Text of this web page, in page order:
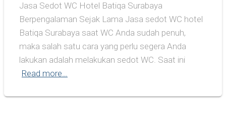
Jasa Sedot WC Hotel Batiqa Surabaya
Berpengalaman Sejak Lama Jasa sedot WC hotel
Batiqa Surabaya saat WC Anda sudah penuh,
maka salah satu cara yang perlu segera Anda
lakukan adalah melakukan sedot WC. Saat ini
Read more…